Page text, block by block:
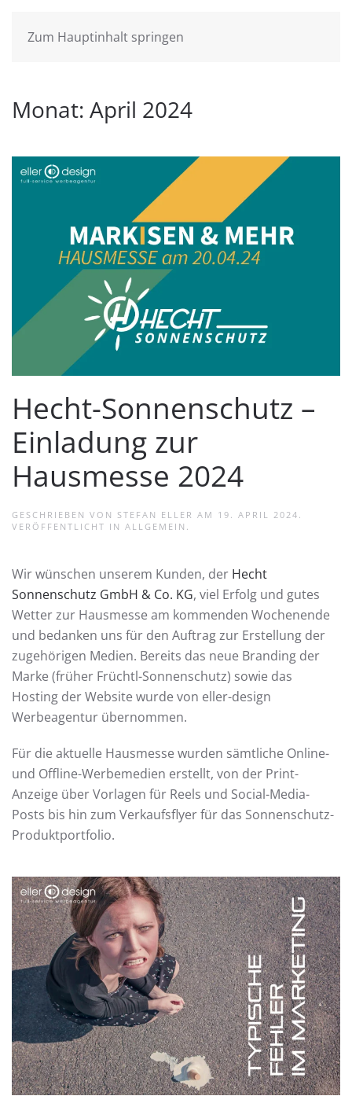
Zum Hauptinhalt springen
Monat: April 2024
Hecht-Sonnenschutz –
Einladung zur
Hausmesse 2024
GESCHRIEBEN VON STEFAN ELLER AM 19. APRIL 2024
VERÖFFENTLICHT IN ALLGEMEIN
Wir wünschen unserem Kunden, der Hecht
Sonnenschutz GmbH & Co. KG, viel Erfolg und gutes
Wetter zur Hausmesse am kommenden Wochenende
und bedanken uns für den Auftrag zur Erstellung der
zugehörigen Medien. Bereits das neue Branding der
Marke (früher Früchtl-Sonnenschutz) sowie das
Hosting der Website wurde von eller-design
Werbeagentur übernommen.
Für die aktuelle Hausmesse wurden sämtliche Online-
und Offline-Werbemedien erstellt, von der Print-
Anzeige über Vorlagen für Reels und Social-Media-
Posts bis hin zum Verkaufsflyer für das Sonnenschutz-
Produktportfolio.